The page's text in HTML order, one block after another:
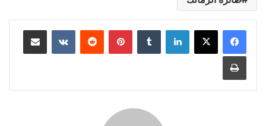
لينكدإن بينتيريست مشاركة عبر البريد
طباعة